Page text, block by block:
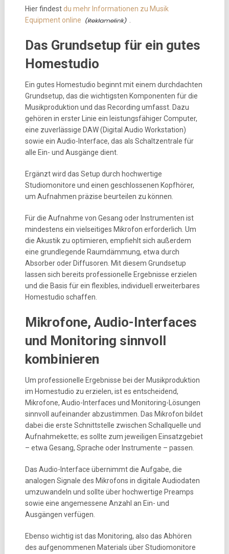
Hier findestdu mehr Informationen zu Musik
Equipment online
Das Grundsetup für ein gutes
Homestudio
Ein gutes Homestudio beginnt mit einem durchdachten
Grundsetup, das die wichtigsten Komponenten für die
Musikproduktion und das Recording umfasst. Dazu
gehören in erster Linie ein leistungsfähiger Computer,
eine zuverlässige DAW (Digital Audio Workstation)
sowie ein Audio-Interface, das als Schaltzentrale für
alle Ein- und Ausgänge dient.
Ergänzt wird das Setup durch hochwertige
Studiomonitore und einen geschlossenen Kopfhörer,
um Aufnahmen präzise beurteilen zu können.
Für die Aufnahme von Gesang oder Instrumenten ist
mindestens ein vielseitiges Mikrofon erforderlich. Um
die Akustik zu optimieren, empfiehlt sich außerdem
eine grundlegende Raumdämmung, etwa durch
Absorber oder Diffusoren. Mit diesem Grundsetup
lassen sich bereits professionelle Ergebnisse erzielen
und die Basis für ein flexibles, individuell erweiterbares
Homestudio schaffen.
Mikrofone, Audio-Interfaces
und Monitoring sinnvoll
kombinieren
Um professionelle Ergebnisse bei der Musikproduktion
im Homestudio zu erzielen, ist es entscheidend,
Mikrofone, Audio-Interfaces und Monitoring-Lösungen
sinnvoll aufeinander abzustimmen. Das Mikrofon bildet
dabei die erste Schnittstelle zwischen Schallquelle und
Aufnahmekette; es sollte zum jeweiligen Einsatzgebiet
– etwa Gesang, Sprache oder Instrumente – passen.
Das Audio-Interface übernimmt die Aufgabe, die
analogen Signale des Mikrofons in digitale Audiodaten
umzuwandeln und sollte über hochwertige Preamps
sowie eine angemessene Anzahl an Ein- und
Ausgängen verfügen.
Ebenso wichtig ist das Monitoring, also das Abhören
des aufgenommenen Materials über Studiomonitore